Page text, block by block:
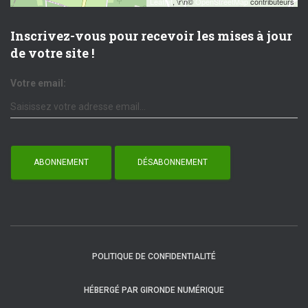
Inscrivez-vous pour recevoir les mises à jour
de votre site !
Votre email:
POLITIQUE DE CONFIDENTIALITÉ
HÉBERGÉ PAR GIRONDE NUMÉRIQUE